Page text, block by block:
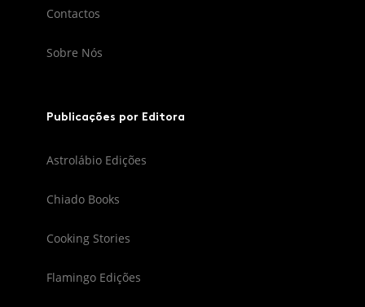
Contactos
Sobre Nós
Publicações por Editora
Astrolábio Edições
Chiado Books
Cooking Stories
Flamingo Edições